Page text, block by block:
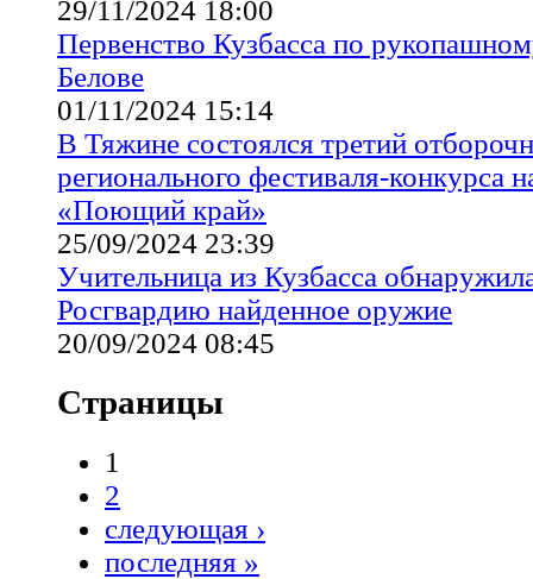
29/11/2024 18:00
Первенство Кузбасса по
Белове
01/11/2024 15:14
В Тяжине состоялся третий
регионального фестиваля-конкурса
«Поющий край»
25/09/2024 23:39
Учительница из Кузбасса
Росгвардию найденное оружие
20/09/2024 08:45
Страницы
1
2
следующая ›
последняя »